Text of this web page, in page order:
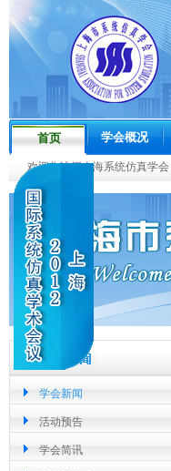
首页
欢迎您访问上海系统仿真学会
学会概况
学会新闻
活动预告
学会简讯